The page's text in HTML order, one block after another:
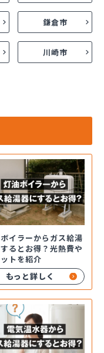
鎌倉市
川崎市
イラーからガス給湯
るとお得？光熱費や
トを紹介
もっと詳しく